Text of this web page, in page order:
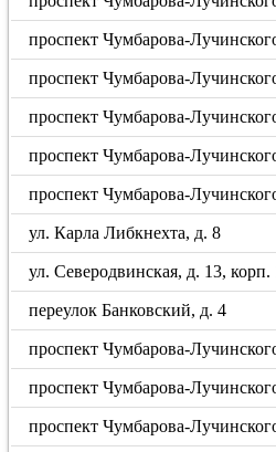
проспект Чумбарова-
проспект Чумбарова-
проспект Чумбарова-
проспект Чумбарова-
проспект Чумбарова-
ул. Карла Либкнехта, д. 8
ул. Северодвинская, д. 13, корп.
переулок Банковский, д. 4
проспект Чумбарова-
проспект Чумбарова-
проспект Чумбарова-